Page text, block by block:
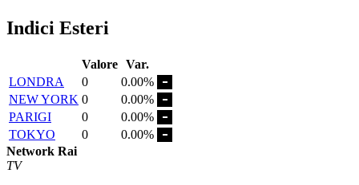
Indici Esteri
Valore Var.
LONDRA
0
0.00%
NEW YORK 0
0.00%
PARIGI
0
0.00%
TOKYO
0
0.00%
Network Rai
TV